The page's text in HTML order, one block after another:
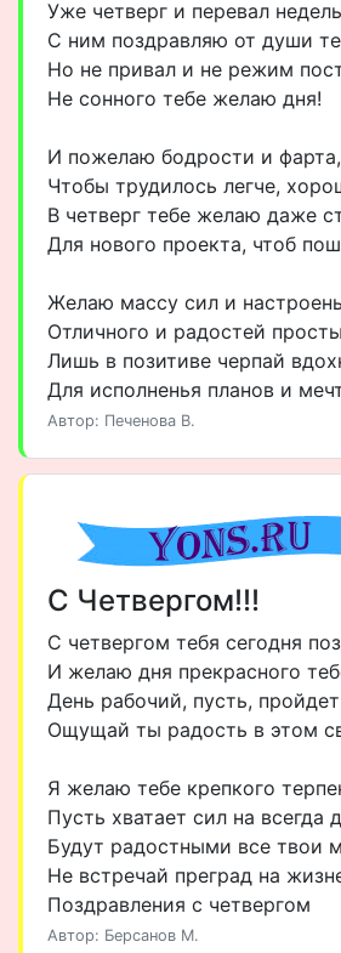
Уже четверг и перевал
С ним поздравляю от души
Но не привал и не режим
Не сонного тебе желаю дня!
И пожелаю бодрости и фарта,
Чтобы трудилось легче,
В четверг тебе желаю даже
Для нового проекта, чтоб
Желаю массу сил и
Отличного и радостей
Лишь в позитиве черпай
Для исполненья планов и
Автор: Печенова В.
С Четвергом!!!
С четвергом тебя сегодня
И желаю дня прекрасного
День рабочий, пусть,
Ощущай ты радость в этом
Я желаю тебе крепкого
Пусть хватает сил на всегда
Будут радостными все твои
Не встречай преград на
Поздравления с четвергом
Автор: Берсанов М.